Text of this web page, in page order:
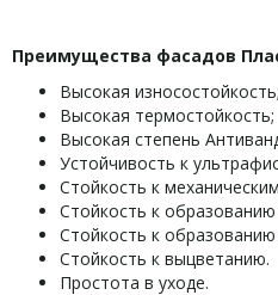
Преимущества фасадов
Высокая износостойкость;
Высокая термостойкость;
Высокая степень
Устойчивость к
Стойкость к
Стойкость к
Стойкость к образованию
Стойкость к выцветанию.
Простота в уходе.